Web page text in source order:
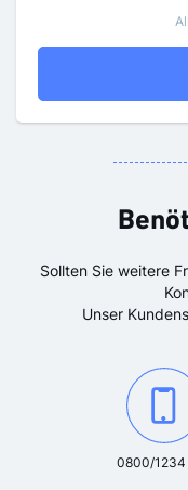
Sollten Sie weitere
Unser
0800/1234